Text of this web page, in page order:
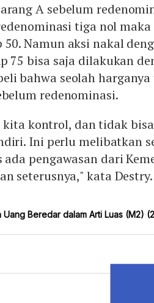
A sebelum
tiga nol maka
Namun aksi nakal
75 bisa saja dilakukan
bahwa seolah
redenominasi.
kita kontrol, dan tidak
Ini perlu melibatkan
pengawasan dari
seterusnya," kata Destry.